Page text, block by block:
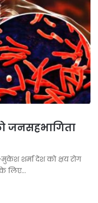
जनसहभागिता
शर्मा देश को क्षय रोग
के लिए…